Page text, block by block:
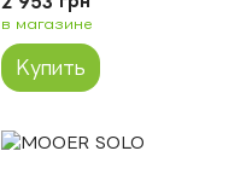
в магазине
Купить